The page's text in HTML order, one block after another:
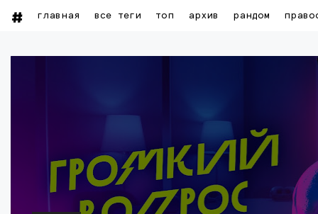
главная все теги топ архив рандом